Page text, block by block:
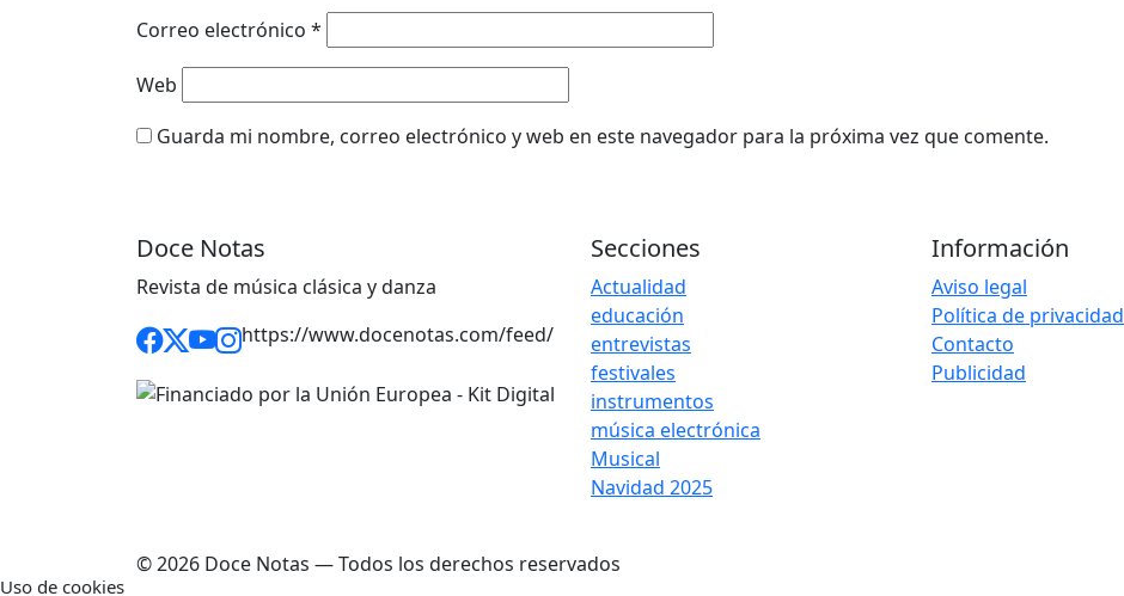
Correo electrónico *
Web
Guarda mi nombre, correo electrónico y web en este navegador para la próxima vez que comente.
Doce Notas
Revista de música clásica y danza
https://www.docenotas.com/feed/
Secciones
Actualidad
educación
entrevistas
festivales
instrumentos
música electrónica
Musical
Navidad 2025
Información
Aviso legal
Política de privacidad
Contacto
Publicidad
© 2026 Doce Notas — Todos los derechos reservados
Uso de cookies